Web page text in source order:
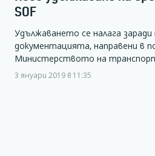
SOF
Удължаването се налага заради
документацията, направени в
Министерството на
3 януари 2019 в 11:35